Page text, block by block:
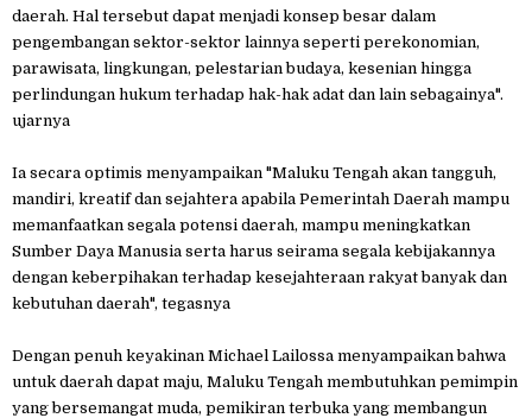
daerah. Hal tersebut dapat menjadi konsep besar dalam
pengembangan sektor-sektor lainnya seperti perekonomian,
parawisata, lingkungan, pelestarian budaya, kesenian hingga
perlindungan hukum terhadap hak-hak adat dan lain sebagainya".
ujarnya
Ia secara optimis menyampaikan "Maluku Tengah akan tangguh,
mandiri, kreatif dan sejahtera apabila Pemerintah Daerah mampu
memanfaatkan segala potensi daerah, mampu meningkatkan
Sumber Daya Manusia serta harus seirama segala kebijakannya
dengan keberpihakan terhadap kesejahteraan rakyat banyak dan
kebutuhan daerah", tegasnya
Dengan penuh keyakinan Michael Lailossa menyampaikan bahwa
untuk daerah dapat maju, Maluku Tengah membutuhkan pemimpin
yang bersemangat muda, pemikiran terbuka yang membangun